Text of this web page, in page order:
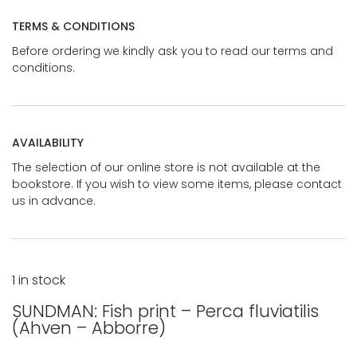
TERMS & CONDITIONS
Before ordering we kindly ask you to read our terms and
conditions.
AVAILABILITY
The selection of our online store is not available at the
bookstore. If you wish to view some items, please contact
us in advance.
SUNDMAN: Fish print – Perca fluviatilis
(Ahven – Abborre)
1 in stock